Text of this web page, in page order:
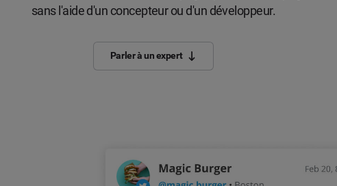
sans l'aide d'un concepteur ou d'un développeur.
Parler à un expert